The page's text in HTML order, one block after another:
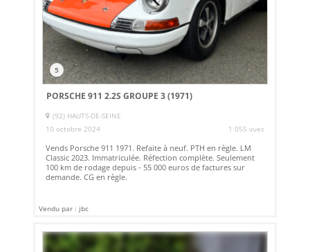
5
PORSCHE 911 2.2S GROUPE 3 (1971)
(92) HAUTS-DE-SEINE
10 octobre 2024
1 055 vues
Vends Porsche 911 1971. Refaite à neuf. PTH en règle. LM
Classic 2023. Immatriculée. Réfection complète. Seulement
100 km de rodage depuis - 55 000 euros de factures sur
demande. CG en règle.
Vendu par : jbc